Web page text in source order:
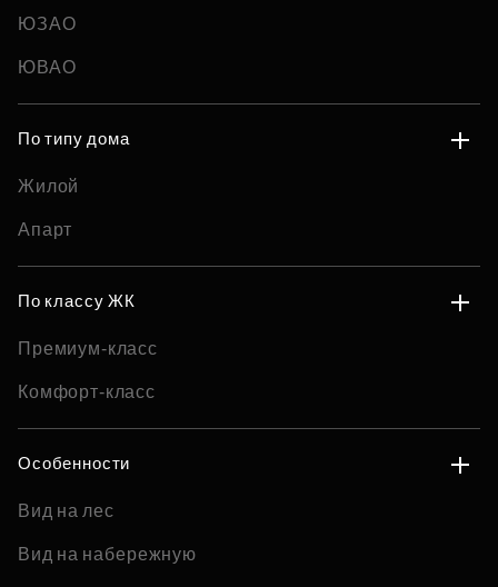
ЮЗАО
ЮВАО
По типу дома
Жилой
Апарт
По классу ЖК
Премиум-класс
Комфорт-класс
Особенности
Вид на лес
Вид на набережную